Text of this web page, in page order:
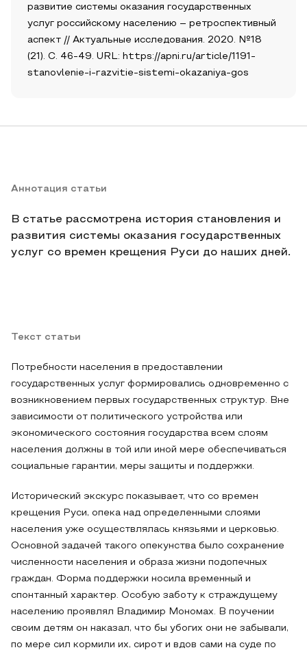
развитие системы оказания государственных
услуг российскому населению – ретроспективный
аспект // Актуальные исследования. 2020. №18
(21). С. 46-49. URL: https://apni.ru/article/1191-
stanovlenie-i-razvitie-sistemi-okazaniya-gos
Аннотация статьи
В статье рассмотрена история становления и
развития системы оказания государственных
услуг со времен крещения Руси до наших дней.
Текст статьи
Потребности населения в предоставлении
государственных услуг формировались одновременно с
возникновением первых государственных структур. Вне
зависимости от политического устройства или
экономического состояния государства всем слоям
населения должны в той или иной мере обеспечиваться
социальные гарантии, меры защиты и поддержки.
Исторический экскурс показывает, что со времен
крещения Руси, опека над определенными слоями
населения уже осуществлялась князьями и церковью.
Основной задачей такого опекунства было сохранение
численности населения и образа жизни подопечных
граждан. Форма поддержки носила временный и
спонтанный характер. Особую заботу к страждущему
населению проявлял Владимир Мономах. В поучении
своим детям он наказал, что бы убогих они не забывали,
по мере сил кормили их, сирот и вдов сами на суде по